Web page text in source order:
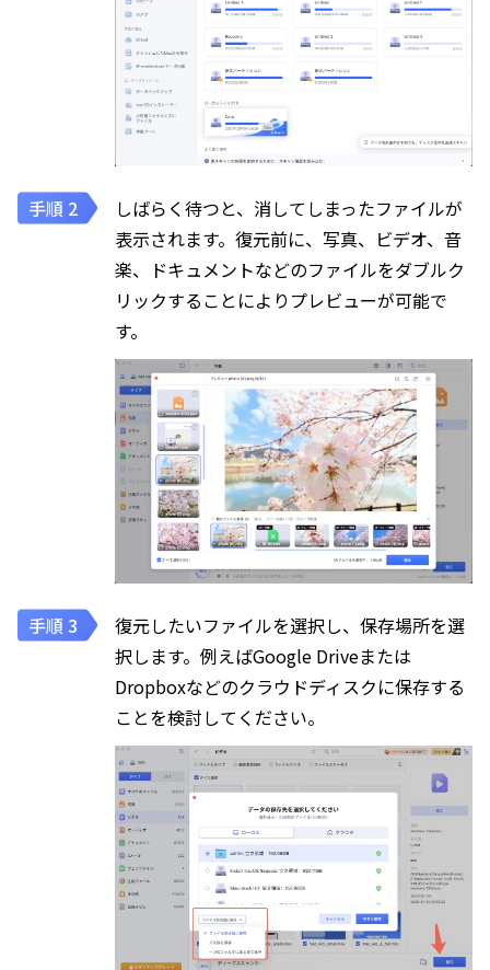
しばらく待つと、消してしまったファイルが
表示されます。復元前に、写真、ビデオ、音
楽、ドキュメントなどのファイルをダブルク
リックすることによりプレビューが可能で
す。
復元したいファイルを選択し、保存場所を選
択します。例えばGoogle Driveまたは
Dropboxなどのクラウドディスクに保存する
ことを検討してください。